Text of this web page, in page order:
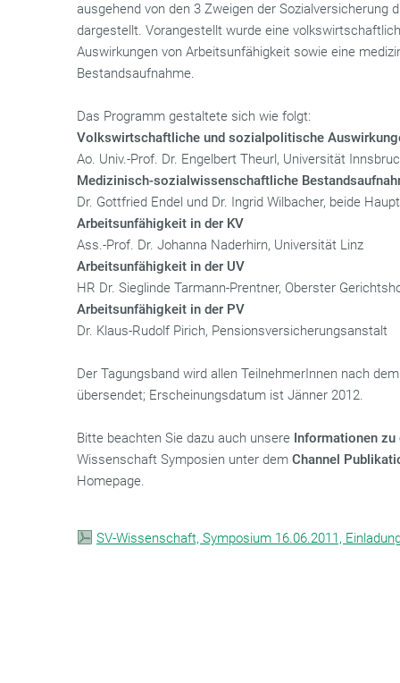
ausgehend von den 3 Zweigen der Sozialversicherung
dargestellt. Vorangestellt wurde eine
Auswirkungen von Arbeitsunfähigkeit sowie eine
Bestandsaufnahme.
Das Programm gestaltete sich wie folgt:
Volkswirtschaftliche und sozialpolitische
Ao. Univ.-Prof. Dr. Engelbert Theurl, Universität
Medizinisch-sozialwissenschaftliche
Dr. Gottfried Endel und Dr. Ingrid Wilbacher, beide
Arbeitsunfähigkeit in der KV
Ass.-Prof. Dr. Johanna Naderhirn, Universität Linz
Arbeitsunfähigkeit in der UV
HR Dr. Sieglinde Tarmann-Prentner, Oberster
Arbeitsunfähigkeit in der PV
Dr. Klaus-Rudolf Pirich, Pensionsversicherungsanstalt
Der Tagungsband wird allen TeilnehmerInnen nach
übersendet; Erscheinungsdatum ist Jänner 2012.
Bitte beachten Sie dazu auch unsere Informationen zu
Wissenschaft Symposien unter demChannel
Homepage.
SV-Wissenschaft, Symposium 16.06.2011,